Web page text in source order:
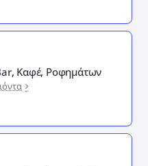
Καφέ, Ροφημάτων